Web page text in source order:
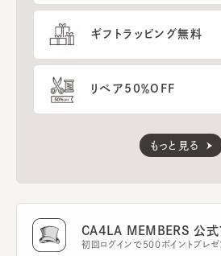
ギフトラッピング無料
リペア50％OFF
もっと見る
CA4LA MEMBERS 公式
初回ログインで500ポイントプレゼ